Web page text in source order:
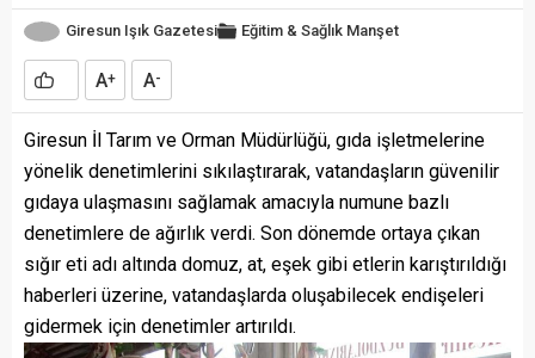
Giresun Işık Gazetesi Eğitim & Sağlık Manşet
A+ A-
Giresun İl Tarım ve Orman Müdürlüğü, gıda işletmelerine
yönelik denetimlerini sıkılaştırarak, vatandaşların güvenilir
gıdaya ulaşmasını sağlamak amacıyla numune bazlı
denetimlere de ağırlık verdi. Son dönemde ortaya çıkan
sığır eti adı altında domuz, at, eşek gibi etlerin karıştırıldığı
haberleri üzerine, vatandaşlarda oluşabilecek endişeleri
gidermek için denetimler artırıldı.